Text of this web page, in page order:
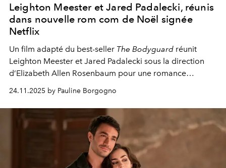
Leighton Meester et Jared Padalecki, réunis
dans nouvelle rom com de Noël signée
Netflix
Un film adapté du best-seller The Bodyguard réunit
Leighton Meester et Jared Padalecki sous la direction
d’Elizabeth Allen Rosenbaum pour une romance
24.11.2025 by Pauline Borgogno